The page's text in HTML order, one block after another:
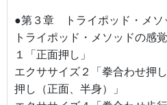
●第３章 トライポッド・メソ
トライポッド・メソッドの感
１「正面押し」
エクササイズ２「拳合わせ押
押し（正面、半身）」